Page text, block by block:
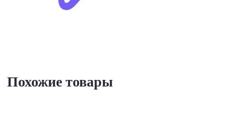
Похожие товары